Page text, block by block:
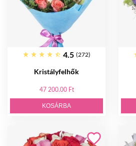
4.5 (272)
Kristályfelhők
47 200.00 Ft
KOSÁRBA